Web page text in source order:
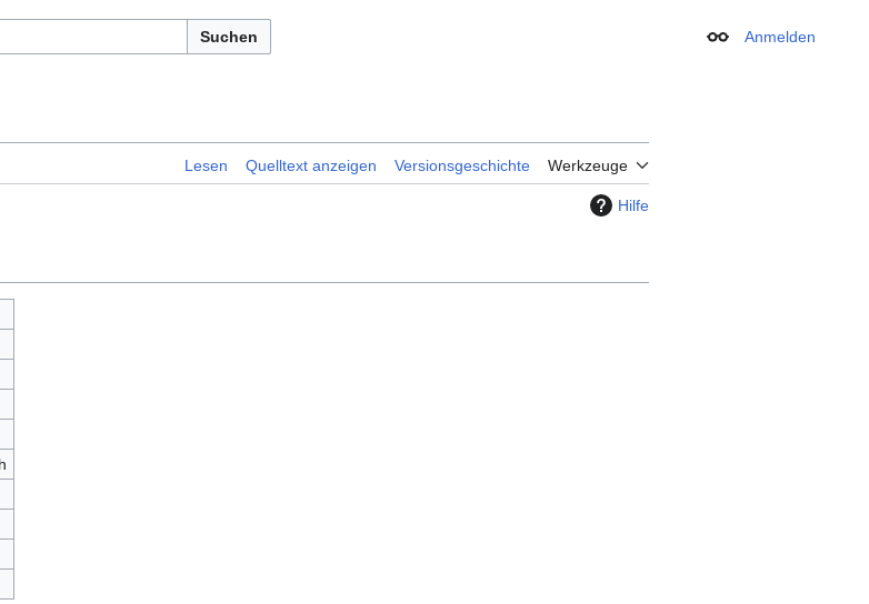
Suchen Erscheinungsbild
Anmelden
Lesen Quelltext anzeigen Versionsgeschichte Werkzeuge
Hilfe